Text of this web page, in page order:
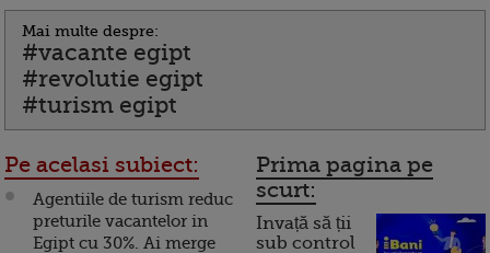
Mai multe despre:
#vacante egipt
#revolutie egipt
#turism egipt
Pe acelasi subiect:
Agentiile de turism reduc
preturile vacantelor in
Egipt cu 30%. Ai merge
Prima pagina pe
scurt:
Invață să ții
sub control